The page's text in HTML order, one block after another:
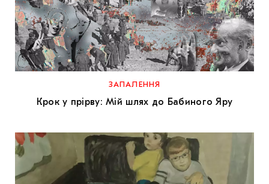
ЗАПАЛЕННЯ
Крок у прірву: Мій шлях до Бабиного Яру